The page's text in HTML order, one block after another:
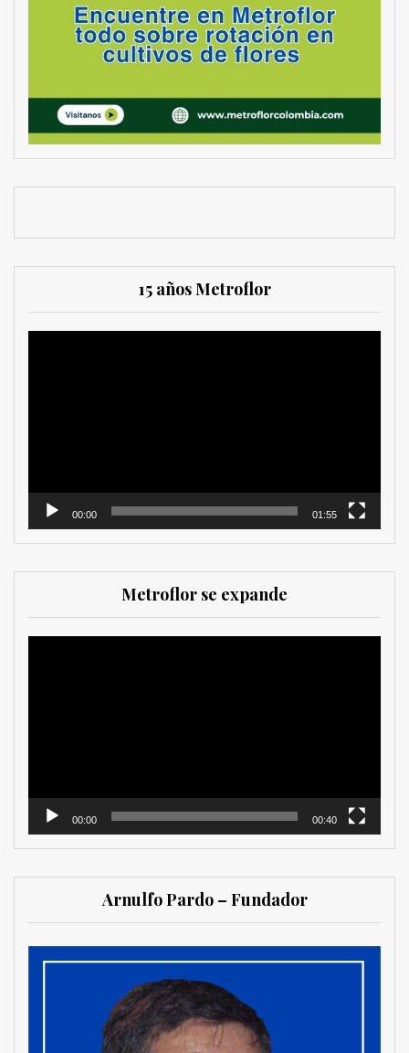
15 años Metroflor
00:00 01:55
Metroflor se expande
00:00 00:40
Arnulfo Pardo – Fundador